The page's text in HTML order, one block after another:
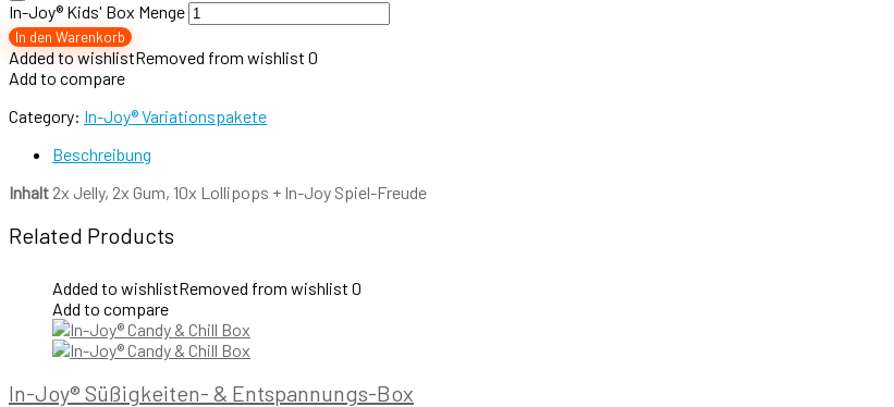
In-Joy® Kids' Box Menge
In den Warenkorb
Added to wishlistRemoved from wishlist 0
Add to compare
Category: In-Joy® Variationspakete
Beschreibung
Inhalt 2x Jelly, 2x Gum, 10x Lollipops + In-Joy Spiel-Freude
Related Products
Added to wishlistRemoved from wishlist 0
Add to compare
In-Joy® Süßigkeiten- & Entspannungs-Box